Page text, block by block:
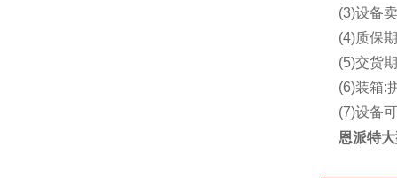
(3)设备
(4)质保
(5)交货
(6)装箱:
(7)设备
恩派特